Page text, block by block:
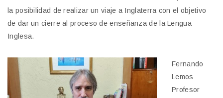
la posibilidad de realizar un viaje a Inglaterra con el objetivo
de dar un cierre al proceso de enseñanza de la Lengua
Inglesa.
Fernando
Lemos
Profesor